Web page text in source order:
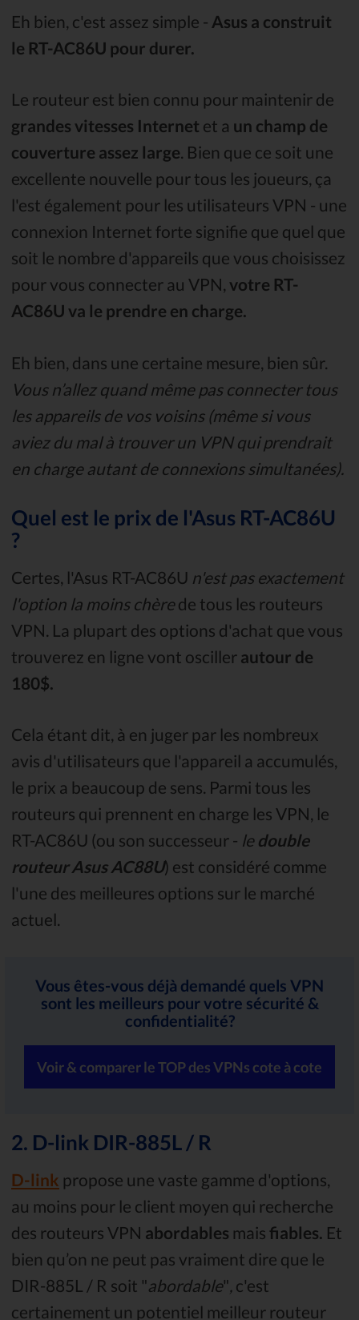
Eh bien, c'est assez simple - Asus a construit
le RT-AC86U pour durer.
Le routeur est bien connu pour maintenir de
grandes vitesses Internet et a un champ de
couverture assez large. Bien que ce soit une
excellente nouvelle pour tous les joueurs, ça
l'est également pour les utilisateurs VPN - une
connexion Internet forte signifie que quel que
soit le nombre d'appareils que vous choisissez
pour vous connecter au VPN, votre RT-
AC86U va le prendre en charge.
Eh bien, dans une certaine mesure, bien sûr.
Vous n’allez quand même pas connecter tous
les appareils de vos voisins (même si vous
aviez du mal à trouver un VPN qui prendrait
en charge autant de connexions simultanées).
Quel est le prix de l'Asus RT-AC86U
?
Certes, l'Asus RT-AC86U n'est pas exactement
l'option la moins chèrede tous les routeurs
VPN. La plupart des options d'achat que vous
trouverez en ligne vont osciller autour de
180$.
Cela étant dit, à en juger par les nombreux
avis d'utilisateurs que l'appareil a accumulés,
le prix a beaucoup de sens. Parmi tous les
routeurs qui prennent en charge les VPN, le
RT-AC86U (ou son successeur - le double
routeur Asus AC88U) est considéré comme
l'une des meilleures options sur le marché
actuel.
Vous êtes-vous déjà demandé quels VPN
sont les meilleurs pour votre sécurité &
confidentialité?
Voir & comparer le TOP des VPNs cote à cote
2. D-link DIR-885L / R
D-link propose une vaste gamme d'options,
au moins pour le client moyen qui recherche
des routeurs VPN abordables mais fiables. Et
bien qu’on ne peut pas vraiment dire que le
DIR-885L / R soit "abordable", c'est
certainement un potentiel meilleur routeur